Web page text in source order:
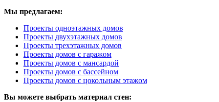
Мы предлагаем:
Проекты одноэтажных домов
Проекты двухэтажных домов
Проекты трехэтажных домов
Проекты домов с гаражом
Проекты домов с мансардой
Проекты домов с бассейном
Проекты домов с цокольным этажом
Вы можете выбрать материал стен: